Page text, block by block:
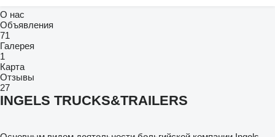
О нас
Объявления
71
Галерея
1
Карта
Отзывы
27
INGELS TRUCKS&TRAILERS